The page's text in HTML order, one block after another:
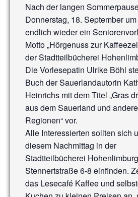
Nach der langen
Donnerstag, 18. September
endlich wieder ein
Motto „Hörgenuss zur
der Stadtteilbücherei
Die Vorlesepatin Ulrike Böhl
Buch der Sauerlandautorin
Heinrichs mit dem Titel „Gras
aus dem Sauerland und
Regionen“ vor.
Alle Interessierten sollten sich
diesem Nachmittag in der
Stadtteilbücherei
Stennertstraße 6-8 einfinden.
das Lesecafé Kaffee und